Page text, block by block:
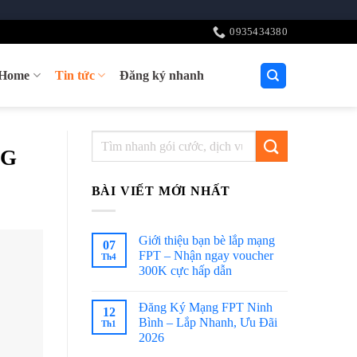
0935434380
Tin tức Đăng ký nhanh
BÀI VIẾT MỚI NHẤT
07
Th4
Giới thiệu bạn bè lắp mạng
FPT – Nhận ngay voucher
300K cực hấp dẫn
12
Th1
Đăng Ký Mạng FPT Ninh
Bình – Lắp Nhanh, Ưu Đãi
2026